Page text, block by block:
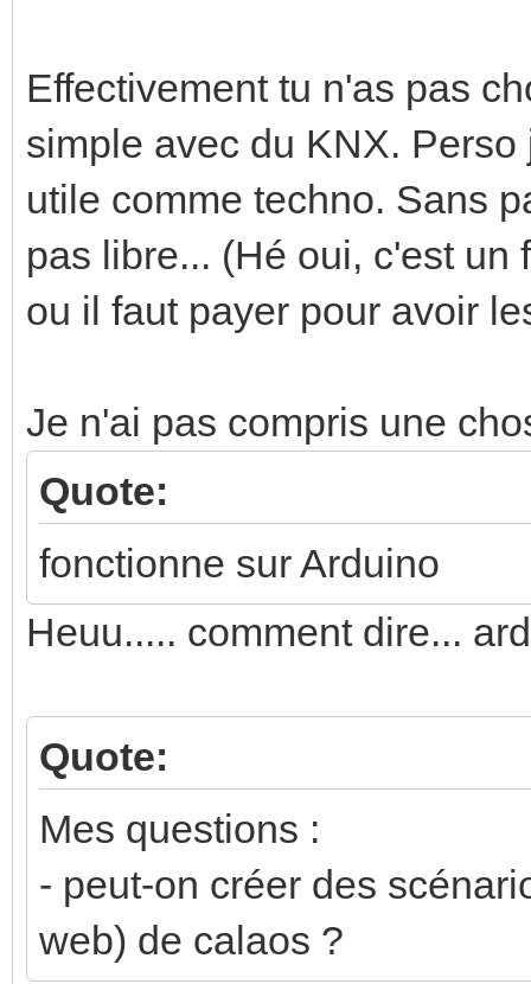
Effectivement tu n'as pas
simple avec du KNX.
utile comme techno. Sans
pas libre... (Hé oui, c'est
ou il faut payer pour avoir
Je n'ai pas compris une
Quote:
fonctionne sur Arduino
Heuu..... comment dire...
Quote:
Mes questions :
- peut-on créer des
web) de calaos ?